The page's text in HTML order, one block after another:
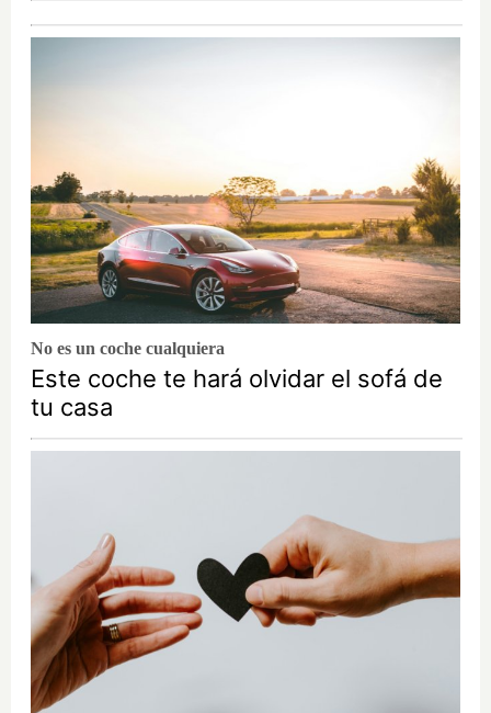
No es un coche cualquiera
Este coche te hará olvidar el sofá de
tu casa